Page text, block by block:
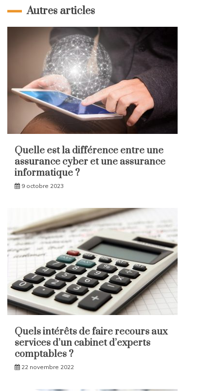
Autres articles
Quelle est la différence entre une
assurance cyber et une assurance
informatique ?
9 octobre 2023
Quels intérêts de faire recours aux
services d’un cabinet d’experts
comptables ?
22 novembre 2022